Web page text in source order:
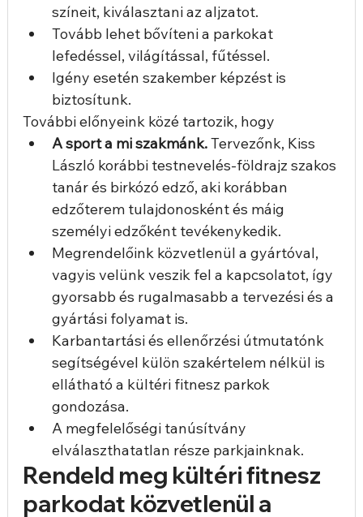
színeit, kiválasztani az aljzatot.
Tovább lehet bővíteni a parkokat
lefedéssel, világítással, fűtéssel.
Igény esetén szakember képzést is
biztosítunk.
További előnyeink közé tartozik, hogy
A sport a mi szakmánk. Tervezőnk, Kiss
László korábbi testnevelés-földrajz szakos
tanár és birkózó edző, aki korábban
edzőterem tulajdonosként és máig
személyi edzőként tevékenykedik.
Megrendelőink közvetlenül a gyártóval,
vagyis velünk veszik fel a kapcsolatot, így
gyorsabb és rugalmasabb a tervezési és a
gyártási folyamat is.
Karbantartási és ellenőrzési útmutatónk
segítségével külön szakértelem nélkül is
ellátható a kültéri fitnesz parkok
gondozása.
A megfelelőségi tanúsítvány
elválaszthatatlan része parkjainknak.
Rendeld meg kültéri fitnesz
parkodat közvetlenül a